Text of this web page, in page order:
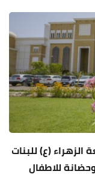
(ع) للبنات
للاطفال